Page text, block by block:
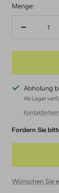
Menge:
Abholung
Ab Lager
Fordern Sie
Wünschen Sie